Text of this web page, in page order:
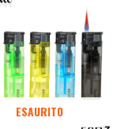
ESAURITO